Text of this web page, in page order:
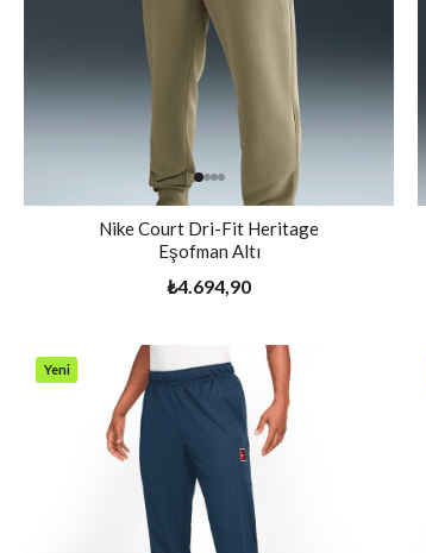
Nike Court Dri-Fit Heritage
Eşofman Altı
₺4.694,90
Yeni